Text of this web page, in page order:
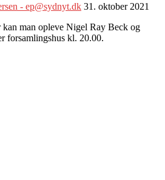
- ep@sydnyt.dk 31. oktober 2021
kan man opleve Nigel Ray Beck og
forsamlingshus kl. 20.00.